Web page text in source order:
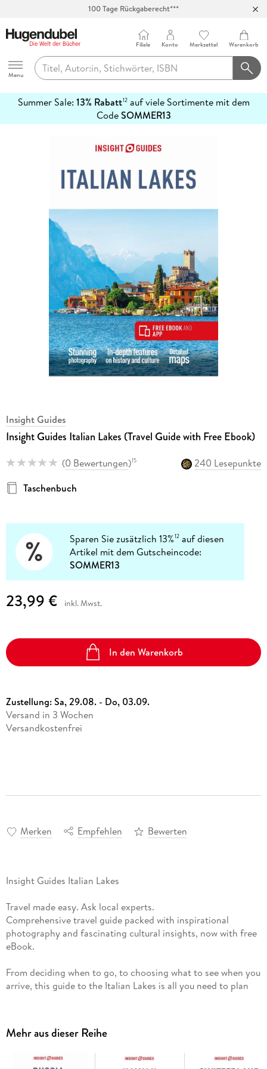
Hugendubel
Menu
Filiale Konto Merkzettel Warenkorb
Summer Sale: 13% Rabatt12auf viele Sortimente mit dem
CodeSOMMER13
erfahren
Insight Guides
Insight Guides Italian Lakes (Travel Guide with Free Ebook)
(0 Bewertungen)15
240 Lesepunkte
Taschenbuch
Sparen Sie zusätzlich 13%12 auf diesen
Artikel mit dem Gutscheincode:
SOMMER13
23,99 € inkl. Mwst.
In den Warenkorb
Zustellung:Sa, 29.08. - Do, 03.09.
Versand in 3 Wochen
Versandkostenfrei
Merken Empfehlen Bewerten
Insight Guides Italian Lakes
Travel made easy. Ask local experts.
Comprehensive travel guide packed with inspirational
photography and fascinating cultural insights, now with free
eBook.
From deciding when to go, to choosing what to see when you
arrive, this guide to the Italian Lakes is all you need to plan
cultural gems like magical little Lake Orta, metropolitan
Milan and a tour of the winelands of Valpolicella.
Mehr aus dieser Reihe